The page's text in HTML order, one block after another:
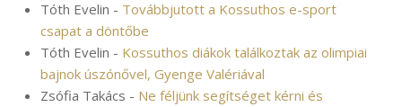
Tóth Evelin - Továbbjutott a Kossuthos e-sport
csapat a döntőbe
Tóth Evelin - Kossuthos diákok találkoztak az olimpiai
bajnok úszónővel, Gyenge Valériával
Zsófia Takács - Ne féljünk segítséget kérni és